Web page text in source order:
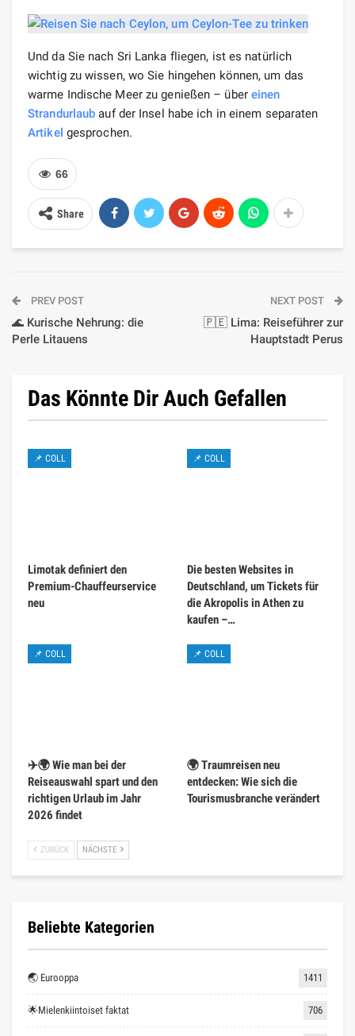
Und da Sie nach Sri Lanka fliegen, ist es natürlich
wichtig zu wissen, wo Sie hingehen können, um das
warme Indische Meer zu genießen – über einen
Strandurlaub auf der Insel habe ich in einem separaten
Artikel gesprochen.
66
Share
PREV POST
🌊 Kurische Nehrung: die
Perle Litauens
NEXT POST
🇵🇪 Lima: Reiseführer zur
Hauptstadt Perus
Das Könnte Dir Auch Gefallen
📌 COLL
Limotak definiert den
Premium-Chauffeurservice
neu
📌 COLL
Die besten Websites in
Deutschland, um Tickets für
die Akropolis in Athen zu
kaufen –…
📌 COLL
✈️🌍 Wie man bei der
Reiseauswahl spart und den
richtigen Urlaub im Jahr
2026 findet
📌 COLL
🌍 Traumreisen neu
entdecken: Wie sich die
Tourismusbranche verändert
ZURÜCK NÄCHSTE
Beliebte Kategorien
🌏 Eurooppa 1411
🌟Mielenkiintoiset faktat 706